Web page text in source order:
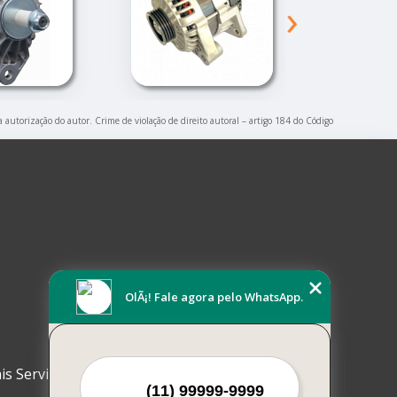
›
do autor. Crime de violação de direito autoral – artigo 184 do Código
Serviços
OlÃ¡! Fale agora pelo WhatsApp.